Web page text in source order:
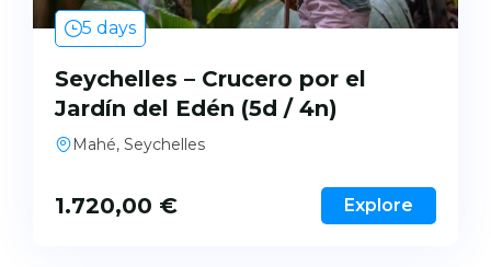
5 days
Seychelles – Crucero por el
Jardín del Edén (5d / 4n)
Mahé, Seychelles
1.720,00 € Explore